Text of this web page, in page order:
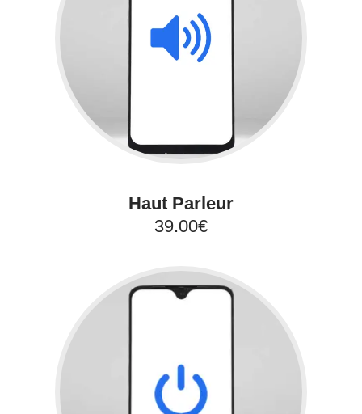
Haut Parleur
39.00€